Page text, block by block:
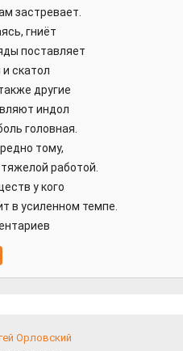
застревает.
гниёт
поставляет
скатол
другие
индол
головная.
тому,
работой.
у кого
в усиленном темпе.
Орловский